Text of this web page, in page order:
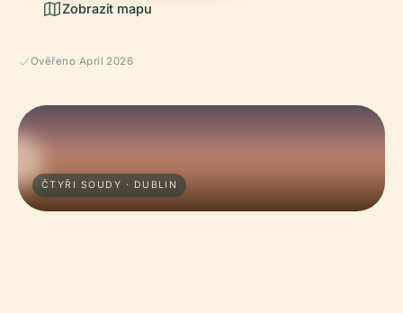
Zobrazit mapu
Ověřeno April 2026
ČTYŘI SOUDY · DUBLIN